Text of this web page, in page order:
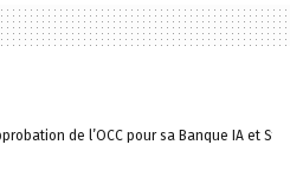
de l’OCC pour sa Banque IA et